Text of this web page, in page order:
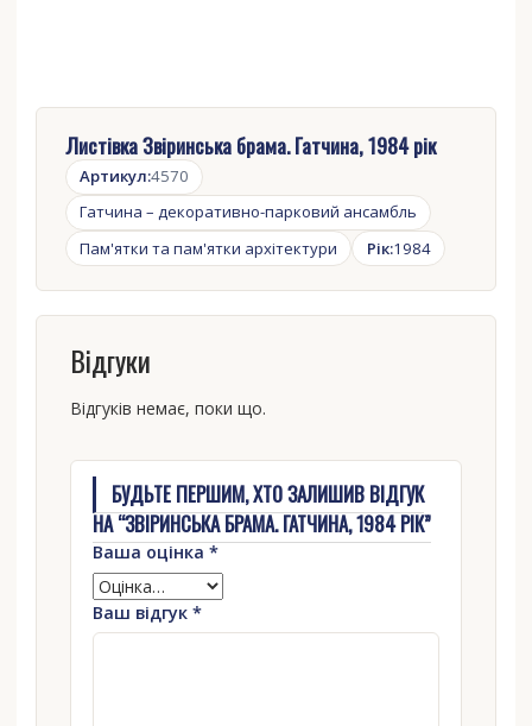
Листівка Звіринська брама. Гатчина, 1984 рік
Артикул:4570
Гатчина – декоративно-парковий ансамбль
Пам'ятки та пам'ятки архітектури
Рік:1984
Відгуки
Відгуків немає, поки що.
БУДЬТЕ ПЕРШИМ, ХТО ЗАЛИШИВ ВІДГУК
НА “ЗВІРИНСЬКА БРАМА. ГАТЧИНА, 1984 РІК”
Ваша оцінка *
Ваш відгук *